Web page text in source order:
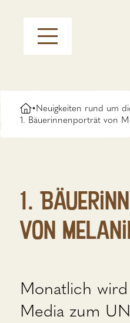
•Neuigkeiten rund um
1. Bäuerinnenporträt von
1.
von
Monatlich
Media zum